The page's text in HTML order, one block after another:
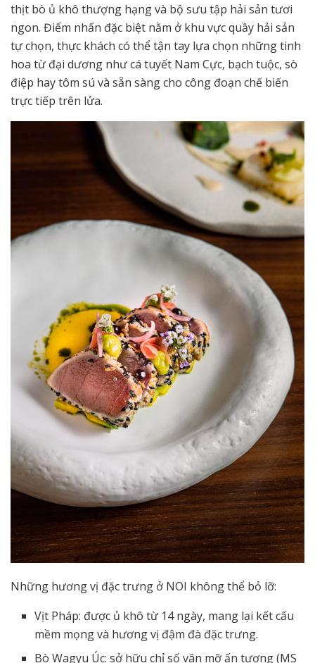
thịt bò ủ khô thượng hạng và bộ sưu tập hải sản tươi
ngon. Điểm nhấn đặc biệt nằm ở khu vực quầy hải sản
tự chọn, thực khách có thể tận tay lựa chọn những tinh
hoa từ đại dương như cá tuyết Nam Cực, bạch tuộc, sò
điệp hay tôm sú và sẵn sàng cho công đoạn chế biến
trực tiếp trên lửa.
Những hương vị đặc trưng ở NOI không thể bỏ lỡ:
Vịt Pháp: được ủ khô từ 14 ngày, mang lại kết cấu
mềm mọng và hương vị đậm đà đặc trưng.
Bò Wagyu Úc: sở hữu chỉ số vân mỡ ấn tượng (MS